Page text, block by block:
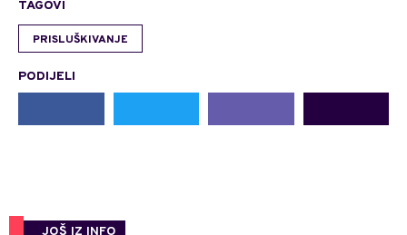
TAGOVI
PRISLUŠKIVANJE
PODIJELI
JOŠ IZ INFO